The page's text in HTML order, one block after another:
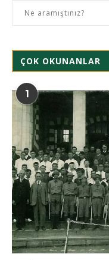
ÇOK OKUNANLAR
1